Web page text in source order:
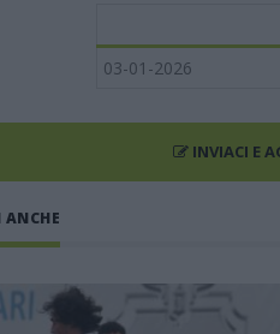
03-01-2026
INVIACI E